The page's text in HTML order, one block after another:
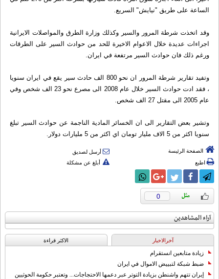
الساعة على طريق "نيايش" السريع.
وقد اتخذت شرطة المرور والسير وكذلك وزارة الطرق والمواصلات الايرانية
اجراءات عديدة خلال الاعوام الاخيرة للحد من حوادث السير على الطرقات
ورغم ذلك فان حوادث السير مرتفعة في ايران.
وتفيد تقارير شرطة المرور ان نحو 800 الف حادث سير يقع في ايران سنويا
، فقد ادت حوادث السير خلال عام 2008 الى مصرع نحو 23 الف شخص وفي
عام 2005 الى مقتل 27 الف شخص.
وتشير بعض التقارير الى ان الخسائر المادية الناجمة عن حوادث السير تبلغ
سنويا اكثر من 5 الاف مليار تومان اي اكثر من 5 مليارات دولار.
الصفحة الرئيسة
أرسل لصديق
اطبع
أبلغ عن مشكلة
0
آراء المشاهدين
آخرالاخبار الاکثر قراءة
زيادة متابعين انستقرام
ضبط شبكة لتبييض الاموال في ايران
إيران تتهم واشنطن بزيادة التوتر عبر دعمها الاحتجاجات... وتعتبر حكومة الحوثيين